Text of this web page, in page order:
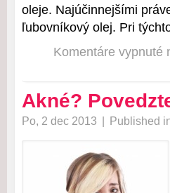
oleje. Najúčinnejšími
ľubovníkový olej. Pri
Komentáre vypnuté
Akné?
Po, 2 dec 2013 | Published